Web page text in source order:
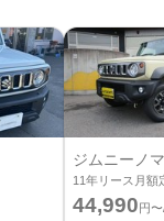
ジムニーノ
11年リース月額
44,990円